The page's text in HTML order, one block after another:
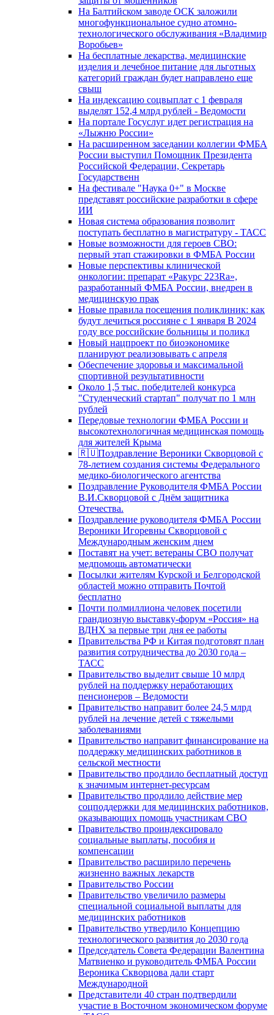
На Балтийском заводе ОСК заложили
многофункциональное судно атомно-
технологического обслуживания «Владимир
Воробьев»
На бесплатные лекарства, медицинские
изделия и лечебное питание для льготных
категорий граждан будет направлено еще
свыш
На индексацию соцвыплат с 1 февраля
выделят 152,4 млрд рублей - Ведомости
На портале Госуслуг идет регистрация на
«Лыжню России»
На расширенном заседании коллегии ФМБА
России выступил Помощник Президента
Российской Федерации, Секретарь
Государственн
На фестивале "Наука 0+" в Москве
представят российские разработки в сфере
ИИ
Новая система образования позволит
поступать бесплатно в магистратуру - ТАСС
Новые возможности для героев СВО:
первый этап стажировки в ФМБА России
Новые перспективы клинической
онкологии: препарат «Ракурс 223Ra»,
разработанный ФМБА России, внедрен в
медицинскую прак
Новые правила посещения поликлиник: как
будут лечиться россияне с 1 января В 2024
году все российские больницы и поликл
Новый нацпроект по биоэкономике
планируют реализовывать с апреля
Обеспечение здоровья и максимальной
спортивной результативности
Около 1,5 тыс. победителей конкурса
"Студенческий стартап" получат по 1 млн
рублей
Передовые технологии ФМБА России и
высокотехнологичная медицинская помощь
для жителей Крыма
🇷🇺Поздравление Вероники Скворцовой с
78-летием создания системы Федерального
медико-биологического агентства
Поздравление Руководителя ФМБА России
В.И.Скворцовой с Днём защитника
Отечества.
Поздравление руководителя ФМБА России
Вероники Игоревны Скворцовой с
Международным женским днем
Поставят на учет: ветераны СВО получат
медпомощь автоматически
Посылки жителям Курской и Белгородской
областей можно отправить Почтой
бесплатно
Почти полмиллиона человек посетили
грандиозную выставку-форум «Россия» на
ВДНХ за первые три дня ее работы
Правительства РФ и Китая подготовят план
развития сотрудничества до 2030 года –
ТАСС
Правительство выделит свыше 10 млрд
рублей на поддержку неработающих
пенсионеров – Ведомости
Правительство направит более 24,5 млрд
рублей на лечение детей с тяжелыми
заболеваниями
Правительство направит финансирование на
поддержку медицинских работников в
сельской местности
Правительство продлило бесплатный доступ
к значимым интернет-ресурсам
Правительство продлило действие мер
соцподдержки для медицинских работников,
оказывающих помощь участникам СВО
Правительство проиндексировало
социальные выплаты, пособия и
компенсации
Правительство расширило перечень
жизненно важных лекарств
Правительство России
Правительство увеличило размеры
специальной социальной выплаты для
медицинских работников
Правительство утвердило Концепцию
технологического развития до 2030 года
Председатель Совета Федерации Валентина
Матвиенко и руководитель ФМБА России
Вероника Скворцова дали старт
Международной
Представители 40 стран подтвердили
участие в Восточном экономическом форуме